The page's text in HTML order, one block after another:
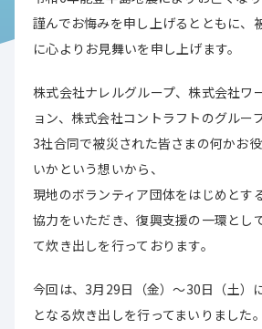
謹んでお悔みを申し上げるとともに、
に心よりお見舞いを申し上げます。
株式会社ナレルグループ、株式会社ワ
ョン、株式会社コントラフトのグループ
3社合同で被災された皆さまの何かお
いかという想いから、
現地のボランティア団体をはじめとす
協力をいただき、復興支援の一環とし
て炊き出しを行っております。
今回は、3月29日（金）～30日（土）
となる炊き出しを行ってまいりました。